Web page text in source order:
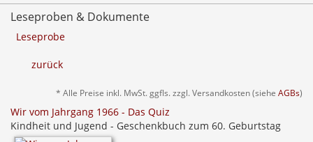
Leseproben & Dokumente
Leseprobe
zurück
* Alle Preise inkl. MwSt. ggfls. zzgl. Versandkosten (siehe AGBs)
Wir vom Jahrgang 1966 - Das Quiz
Kindheit und Jugend - Geschenkbuch zum 60. Geburtstag